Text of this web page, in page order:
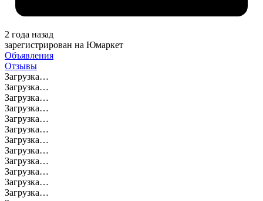
2 года назад
зарегистрирован на Юмаркет
Объявления
Отзывы
Загрузка…
Загрузка…
Загрузка…
Загрузка…
Загрузка…
Загрузка…
Загрузка…
Загрузка…
Загрузка…
Загрузка…
Загрузка…
Загрузка…